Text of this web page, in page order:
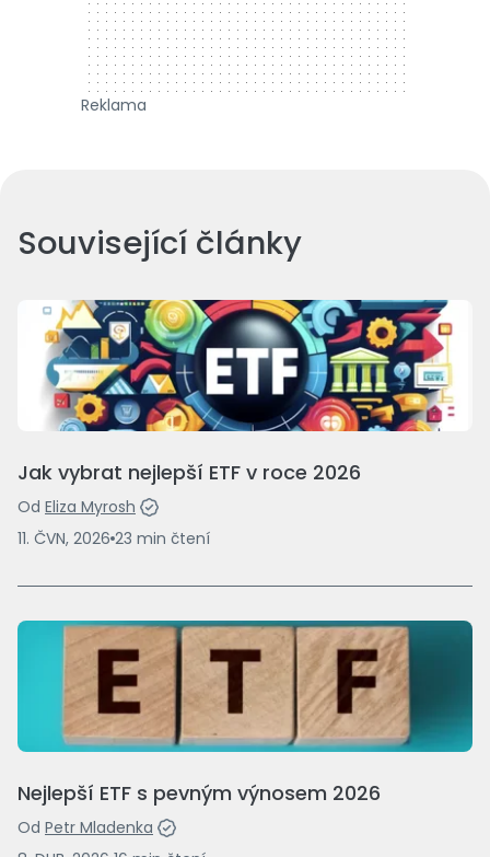
Reklama
Související články
Jak vybrat nejlepší ETF v roce 2026
Od Eliza Myrosh
11. ČVN, 2026 23 min čtení
Nejlepší ETF s pevným výnosem 2026
Od Petr Mladenka